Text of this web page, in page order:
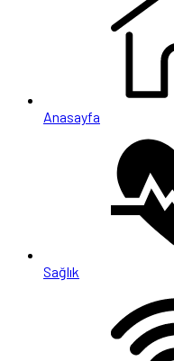
Anasayfa
Sağlık